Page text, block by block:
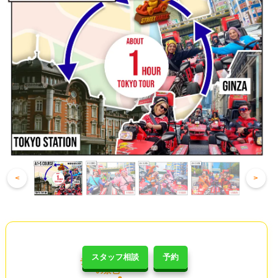
スタッフ相談 予約
< >